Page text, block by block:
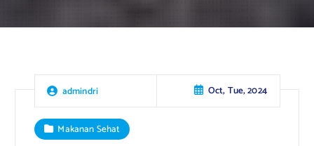
admindri Oct, Tue, 2024
Makanan Sehat